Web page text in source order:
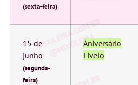
(sexta-feira)
15 de
junho
(segunda-
feira)
Aniversário
Livelo